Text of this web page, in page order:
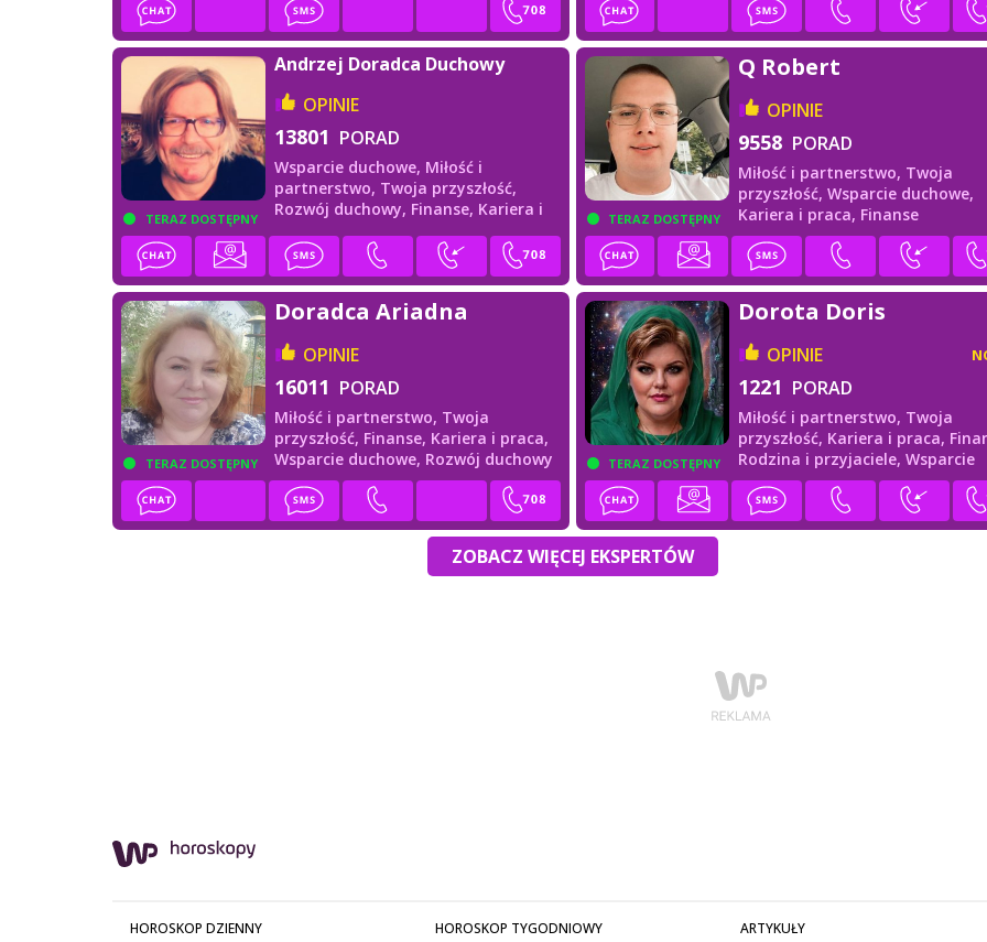
TERAZ DOSTĘPNY
Andrzej Doradca Duchowy
OPINIE
13801 PORAD
Wsparcie duchowe, Miłość i
partnerstwo, Twoja przyszłość,
Rozwój duchowy, Finanse, Kariera i
TERAZ DOSTĘPNY
Q Robert
OPINIE
9558 PORAD
Miłość i partnerstwo, Twoja
przyszłość, Wsparcie duchowe,
Kariera i praca, Finanse
TERAZ DOSTĘPNY
Doradca Ariadna
OPINIE
16011 PORAD
Miłość i partnerstwo, Twoja
przyszłość, Finanse, Kariera i praca,
Wsparcie duchowe, Rozwój duchowy TERAZ DOSTĘPNY
Dorota Doris
OPINIE
1221 PORAD
Miłość i partnerstwo, Twoja
przyszłość, Kariera i praca,
Rodzina i przyjaciele, Wsparcie
duchowe
ZOBACZ WIĘCEJ EKSPERTÓW
HOROSKOP DZIENNY
HOROSKOP TYGODNIOWY
ARTYKUŁY